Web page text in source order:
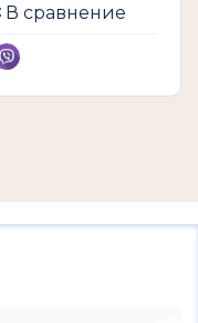
В сравнение